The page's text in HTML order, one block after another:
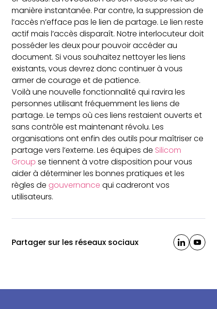
manière instantanée. Par contre, la suppression de
l’accès n’efface pas le lien de partage. Le lien reste
actif mais l’accès disparaît. Notre interlocuteur doit
posséder les deux pour pouvoir accéder au
document. Si vous souhaitez nettoyer les liens
existants, vous devrez donc continuer à vous
armer de courage et de patience.
Voilà une nouvelle fonctionnalité qui ravira les
personnes utilisant fréquemment les liens de
partage. Le temps où ces liens restaient ouverts et
sans contrôle est maintenant révolu. Les
organisations ont enfin des outils pour maîtriser ce
partage vers l’externe. Les équipes de Silicom
Group se tiennent à votre disposition pour vous
aider à déterminer les bonnes pratiques et les
règles de gouvernance qui cadreront vos
utilisateurs.
Partager sur les réseaux sociaux